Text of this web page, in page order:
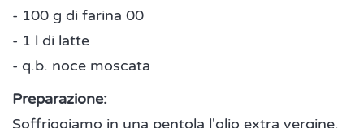
- 100 g di farina 00
- 1 l di latte
- q.b. noce moscata
Preparazione:
Soffriggiamo in una pentola l'olio extra vergine,